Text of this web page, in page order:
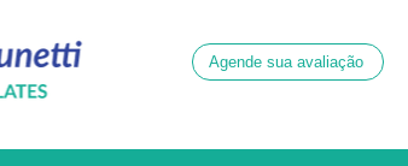
Agende sua avaliação